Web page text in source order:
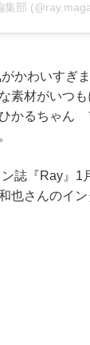
集部
がかわいす
素材がいつ
かるちゃん
誌『Ray』1
也さんのイ